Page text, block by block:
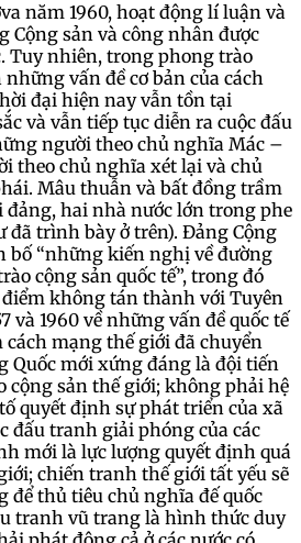
năm 1960, hoạt động lí luận và
Cộng sản và công nhân được
Tuy nhiên, trong phong trào
những vấn đề cơ bản của cách
đại hiện nay vẫn tồn tại
và vẫn tiếp tục diễn ra cuộc đấu
người theo chủ nghĩa Mác –
theo chủ nghĩa xét lại và chủ
Mâu thuẫn và bất đồng trầm
hai nhà nước lớn trong phe
đã trình bày ở trên). Đảng Cộng
bố “những kiến nghị về đường
cộng sản quốc tế”, trong đó
không tán thành với Tuyên
và 1960 về những vấn đề quốc tế
mạng thế giới đã chuyển
Quốc mới xứng đáng là đội tiến
cộng sản thế giới; không phải hệ
quyết định sự phát triển của xã
đấu tranh giải phóng của các
mới là lực lượng quyết định quá
chiến tranh thế giới tất yếu sẽ
để thủ tiêu chủ nghĩa đế quốc
tranh vũ trang là hình thức duy